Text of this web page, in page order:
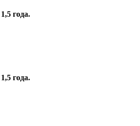
1,5 года.
1,5 года.